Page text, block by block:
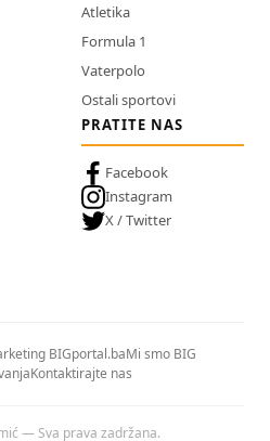
Atletika
Formula 1
Vaterpolo
Ostali sportovi
PRATITE NAS
Facebook
Instagram
X / Twitter
BIGportal.baMi smo BIG
Kontaktirajte nas
— Sva prava zadržana.